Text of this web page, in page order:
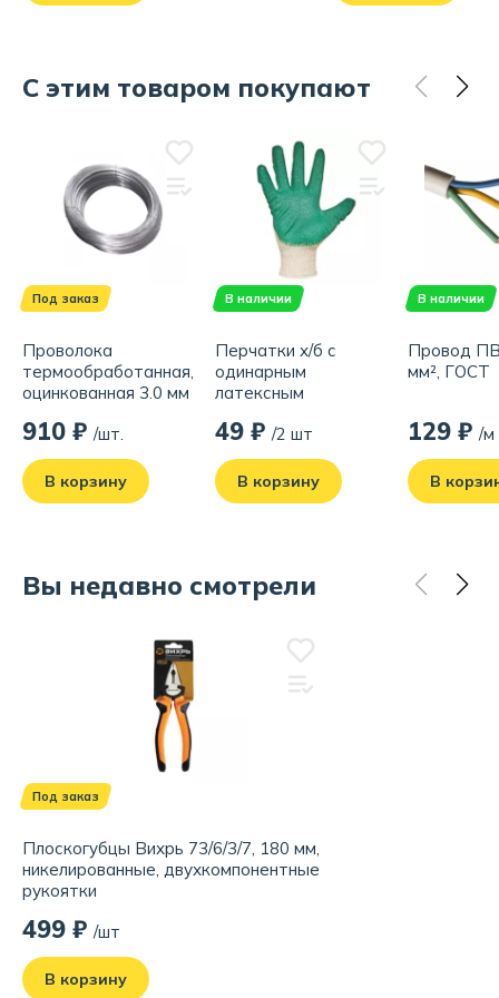
С этим товаром покупают
Под заказ
Проволока
термообработанная,
оцинкованная 3.0 мм
910 ₽ /шт.
В корзину
В наличии
Перчатки х/б с
одинарным
латексным
49 ₽ /2 шт
В корзину
В наличии
Провод
мм², ГОСТ
129 ₽ /м
В
Вы недавно смотрели
Под заказ
Плоскогубцы Вихрь 73/6/3/7, 180 мм,
никелированные, двухкомпонентные
рукоятки
499 ₽ /шт
В корзину